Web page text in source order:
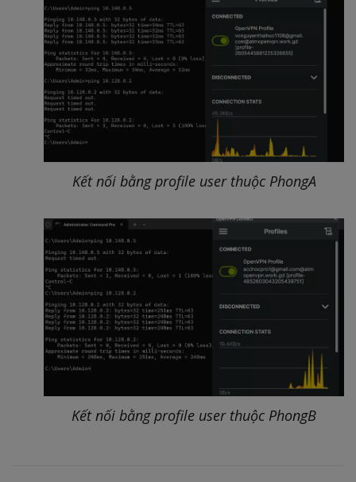
Kết nối bằng profile user thuộc PhongA
Kết nối bằng profile user thuộc PhongB